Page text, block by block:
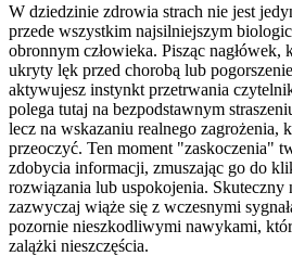
W dziedzinie zdrowia strach nie jest
przede wszystkim najsilniejszym
obronnym człowieka. Pisząc nagłówek,
ukryty lęk przed chorobą lub
aktywujesz instynkt przetrwania
polega tutaj na bezpodstawnym
lecz na wskazaniu realnego zagrożenia,
przeoczyć. Ten moment "zaskoczenia"
zdobycia informacji, zmuszając go do
rozwiązania lub uspokojenia. Skuteczny
zazwyczaj wiąże się z wczesnymi
pozornie nieszkodliwymi nawykami,
zalążki nieszczęścia.